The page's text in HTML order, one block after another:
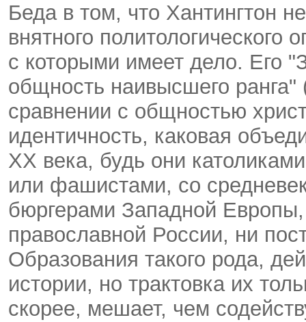
Беда в том, что Хантингтон
внятного политологического
с которыми имеет дело. Его
общность наивысшего ранга"
сравнении с общностью
идентичность, каковая
ХХ века, будь они
или фашистами, со
бюргерами Западной
православной России, ни
Образования такого рода,
истории, но трактовка их
скорее, мешает, чем